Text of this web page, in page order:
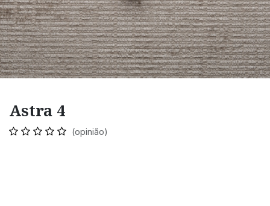
Astra 4
(opinião)